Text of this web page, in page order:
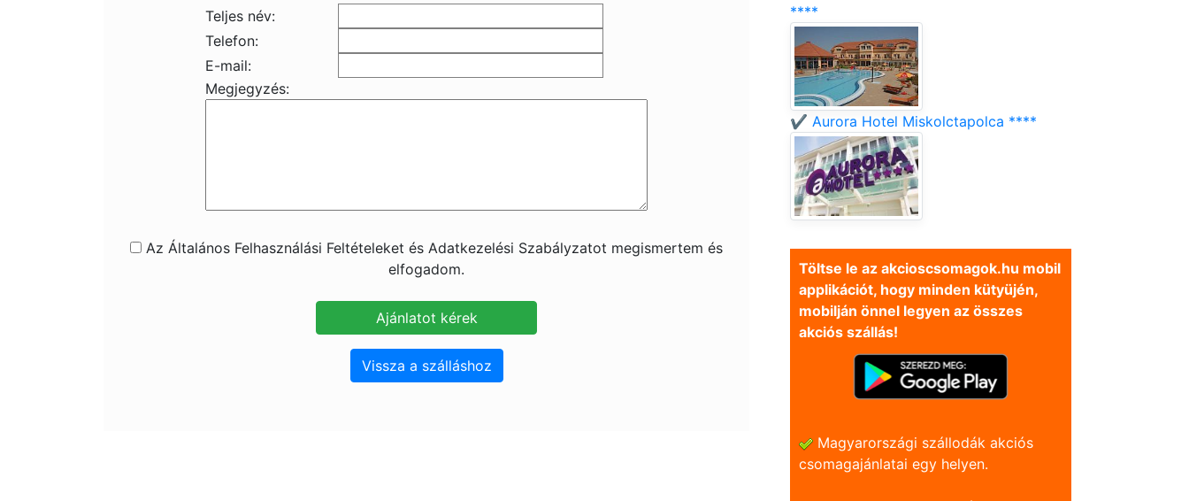
Teljes név:
Telefon:
E-mail:
Megjegyzés:
Az Általános Felhasználási Feltételeket és Adatkezelési Szabályzatot megismertem és
elfogadom.
Vissza a szálláshoz
****
✔️ Aurora Hotel Miskolctapolca ****
Töltse le az akcioscsomagok.hu mobil
applikációt, hogy minden kütyüjén,
mobilján önnel legyen az összes
akciós szállás!
Magyarországi szállodák akciós
csomagajánlatai egy helyen.